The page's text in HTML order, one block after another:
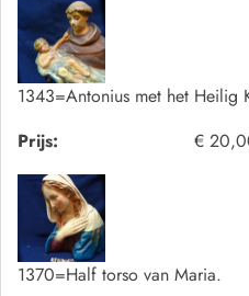
1343=Antonius met het Heilig
Prijs:
€
1370=Half torso van Maria.